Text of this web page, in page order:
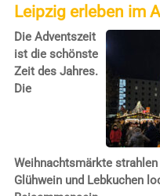
Leipzig erleben im
Die Adventszeit
ist die schönste
Zeit des Jahres.
Die
Weihnachtsmärkte
Glühwein und Lebkuchen